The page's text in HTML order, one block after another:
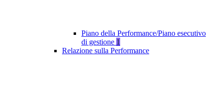
Piano della Performance/Piano esecutivo
di gestione 1
Relazione sulla Performance